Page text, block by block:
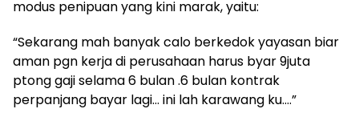
modus penipuan yang kini marak, yaitu:
“Sekarang mah banyak calo berkedok yayasan biar
aman pgn kerja di perusahaan harus byar 9juta
ptong gaji selama 6 bulan .6 bulan kontrak
perpanjang bayar lagi… ini lah karawang ku….”